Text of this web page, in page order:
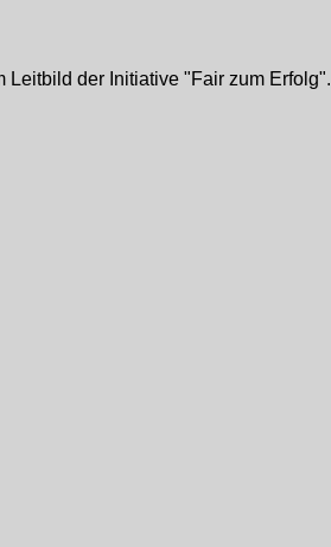
Leitbild der Initiative "Fair zum Erfolg".